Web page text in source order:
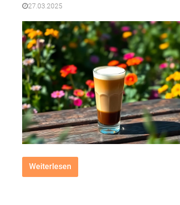
27.03.2025
Weiterlesen